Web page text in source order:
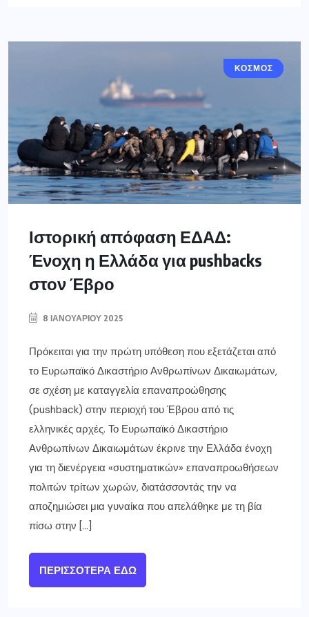
ΕΛΛΑΔΑ
ΚΟΣΜΟΣ
Ιστορική απόφαση ΕΔΑΔ:
Ένοχη η Ελλάδα για pushbacks
στον Έβρο
8 ΙΑΝΟΥΑΡΊΟΥ 2025
Πρόκειται για την πρώτη υπόθεση που εξετάζεται από
το Ευρωπαϊκό Δικαστήριο Ανθρωπίνων Δικαιωμάτων,
σε σχέση με καταγγελία επαναπροώθησης
(pushback) στην περιοχή του Έβρου από τις
ελληνικές αρχές. Το Ευρωπαϊκό Δικαστήριο
Ανθρωπίνων Δικαιωμάτων έκρινε την Ελλάδα ένοχη
για τη διενέργεια «συστηματικών» επαναπροωθήσεων
πολιτών τρίτων χωρών, διατάσσοντάς την να
αποζημιώσει μια γυναίκα που απελάθηκε με τη βία
πίσω στην […]
ΠΕΡΙΣΣΌΤΕΡΑ ΕΔΏ